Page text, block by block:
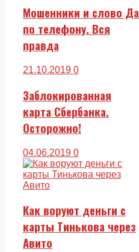
Мошенники и слово Да
по телефону. Вся
правда
21.10.2019 0
Заблокированная
карта Сбербанка.
Осторожно!
04.06.2019 0
Как воруют деньги с
карты Тинькова через
Авито